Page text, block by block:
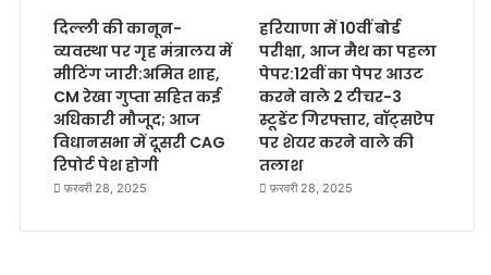
दिल्ली की कानून-
व्यवस्था पर गृह मंत्रालय में
मीटिंग जारी:अमित शाह,
CM रेखा गुप्ता सहित कई
अधिकारी मौजूद; आज
विधानसभा में दूसरी CAG
रिपोर्ट पेश होगी
फ़रवरी 28, 2025
हरियाणा में 10वीं बोर्ड
परीक्षा, आज मैथ का पहला
पेपर:12वीं का पेपर आउट
करने वाले 2 टीचर-3
स्टूडेंट गिरफ्तार, वॉट्सऐप
पर शेयर करने वाले की
तलाश
फ़रवरी 28, 2025